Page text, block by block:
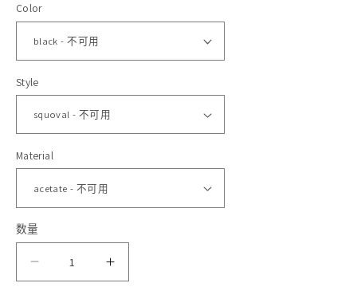
体
件
1
格
Color
Style
Material
数量